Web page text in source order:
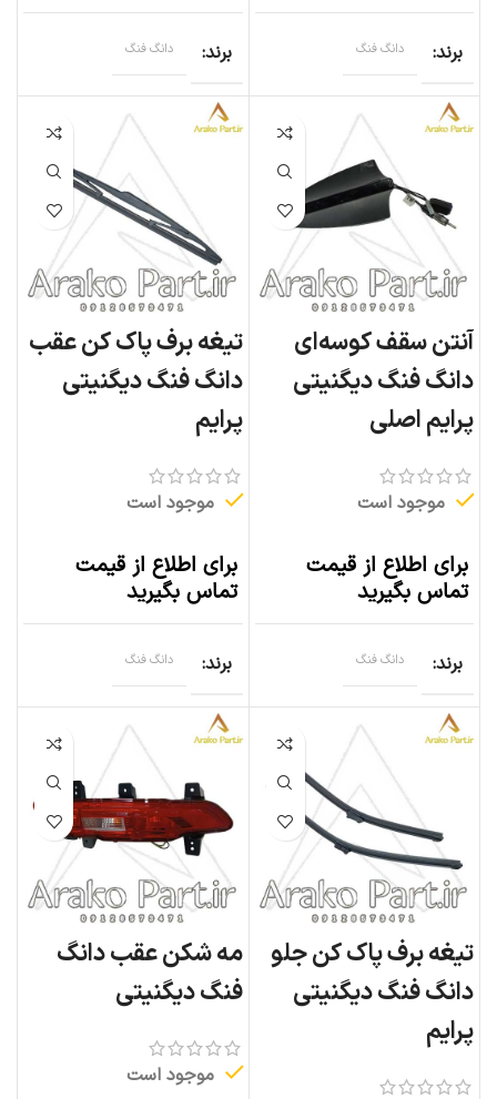
برند دانگ فنگ برند دانگ فنگ
آنتن سقف کوسه‌ای
دانگ فنگ دیگنیتی
پرایم اصلی
موجود است
برای اطلاع از قیمت
تماس بگیرید
برند دانگ فنگ
تیغه برف پاک کن عقب
دانگ فنگ دیگنیتی
پرایم
موجود است
برای اطلاع از قیمت
تماس بگیرید
برند دانگ فنگ
تیغه برف پاک کن جلو
دانگ فنگ دیگنیتی
پرایم
مه شکن عقب دانگ
فنگ دیگنیتی
موجود است